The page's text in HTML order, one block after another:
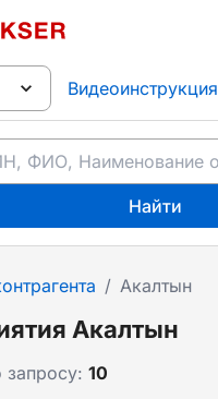
Видеоинструкция
Найти
/ Акалтын
Акалтын
10